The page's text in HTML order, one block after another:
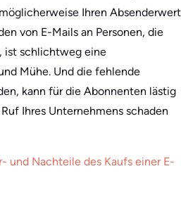
Ihren Absenderwert
von E-Mails an Personen, die
ist schlichtweg eine
Mühe. Und die fehlende
kann für die Abonnenten lästig
Ihres Unternehmens schaden
und Nachteile des Kaufs einer E-